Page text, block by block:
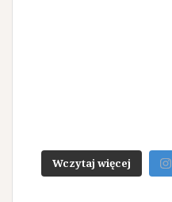
Wczytaj więcej